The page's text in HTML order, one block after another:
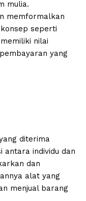
mulia.
memformalkan
seperti
nilai
yang
diterima
antara individu dan
dan
alat yang
menjual barang